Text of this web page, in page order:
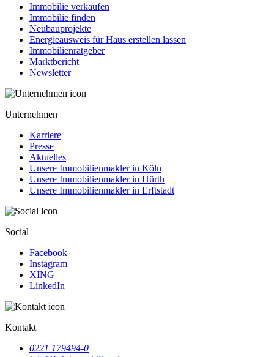
Immobilie verkaufen
Immobilie finden
Neubauprojekte
Energieausweis für Haus erstellen lassen
Immobilienratgeber
Marktbericht
Newsletter
Unternehmen
Karriere
Presse
Aktuelles
Unsere Immobilienmakler in Köln
Unsere Immobilienmakler in Hürth
Unsere Immobilienmakler in Erftstadt
Social
Facebook
Instagram
XING
LinkedIn
Kontakt
0221 179494-0